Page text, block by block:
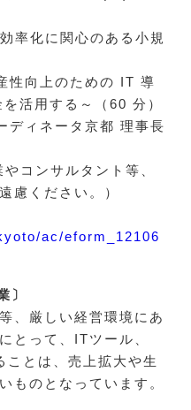
化に関心のある小規
向上のための IT 導
活用する～（60 分）
ディネータ京都 理事長
ンサルタント等、
慮ください。）
ac/eform_12106
〕
、厳しい経営環境にあ
とって、ITツール、
ことは、売上拡大や生
ものとなっています。